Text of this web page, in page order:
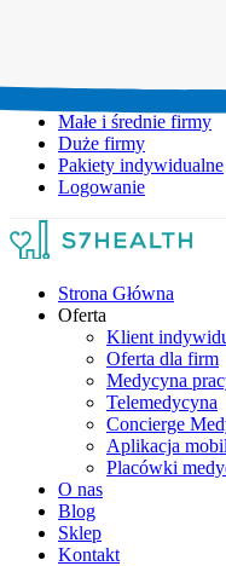
Małe i średnie firmy
Duże firmy
Pakiety indywidualne
Logowanie
Strona Główna
Oferta
Klient
Oferta dla firm
Medycyna
Telemedycyna
Concierge
Aplikacja
Placówki
O nas
Blog
Sklep
Kontakt